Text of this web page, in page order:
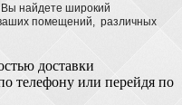
найдете широкий
помещений, различных
доставки
телефону или перейдя по